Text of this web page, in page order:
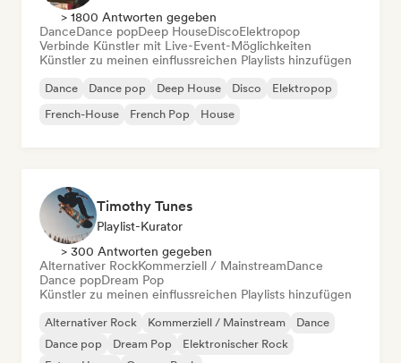
> 1800 Antworten gegeben
DanceDance popDeep HouseDiscoElektropop
Verbinde Künstler mit Live-Event-Möglichkeiten
Künstler zu meinen einflussreichen Playlists hinzufügen
Dance Dance pop Deep House Disco
Elektropop
French-House
French Pop House
Timothy Tunes
Playlist-Kurator
> 300 Antworten gegeben
Alternativer RockKommerziell / MainstreamDance
Dance popDream Pop
Künstler zu meinen einflussreichen Playlists hinzufügen
Alternativer Rock Kommerziell / Mainstream
Dance
Dance pop
Dream Pop
Elektronischer Rock